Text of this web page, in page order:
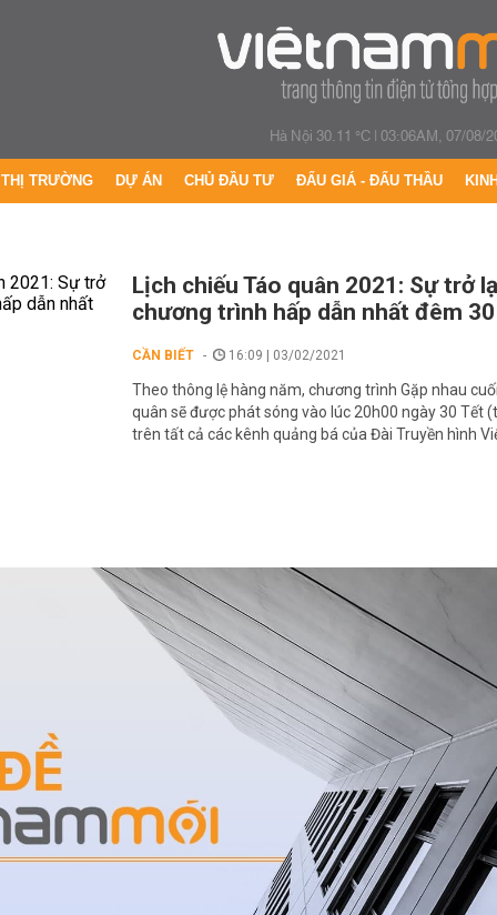
Hà Nội 30.11 °C|03:06AM, 07/08/
THỊ TRƯỜNG DỰ ÁN CHỦ ĐẦU TƯ ĐẤU GIÁ - ĐẤU THẦU
Lịch chiếu Táo quân 2021: Sự trở
chương trình hấp dẫn nhất đêm
CẦN BIẾT 16:09 | 03/02/2021
Theo thông lệ hàng năm, chương trình Gặp nhau
quân sẽ được phát sóng vào lúc 20h00 ngày 30 Tết
trên tất cả các kênh quảng bá của Đài Truyền hình